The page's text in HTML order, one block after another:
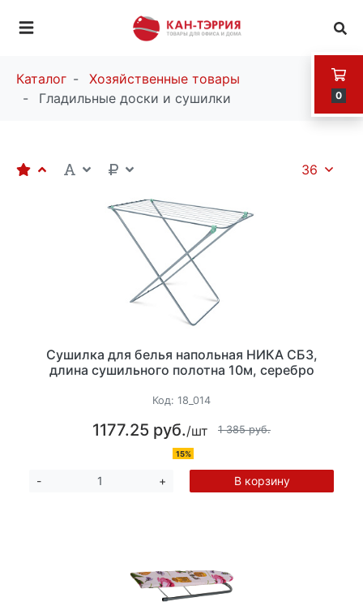
0
Каталог
Хозяйственные товары
Гладильные доски и сушилки
36
Сушилка для белья напольная НИКА СБ3,
длина сушильного полотна 10м, серебро
Код: 18_014
1177.25 руб./шт 1 385 руб.
15%
- + В корзину